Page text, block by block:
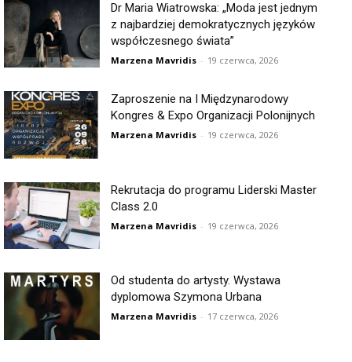
Dr Maria Wiatrowska: „Moda jest jednym
z najbardziej demokratycznych języków
współczesnego świata”
Marzena Mavridis - 19 czerwca, 2026
Zaproszenie na I Międzynarodowy
Kongres & Expo Organizacji Polonijnych
Marzena Mavridis - 19 czerwca, 2026
Rekrutacja do programu Liderski Master
Class 2.0
Marzena Mavridis - 19 czerwca, 2026
Od studenta do artysty. Wystawa
dyplomowa Szymona Urbana
Marzena Mavridis - 17 czerwca, 2026